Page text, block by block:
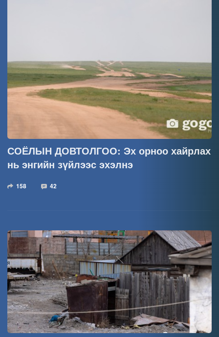
СОЁЛЫН ДОВТОЛГОО: Эх орноо хайрлах
нь энгийн зүйлээс эхэлнэ
158 42